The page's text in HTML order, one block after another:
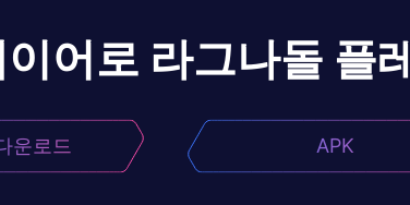
어로 라그나돌 플
운로드 APK